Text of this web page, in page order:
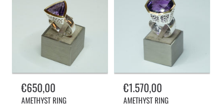
Normalpreis
€650,00
AMETHYST RING
Normalpreis
€1.570,00
AMETHYST RING